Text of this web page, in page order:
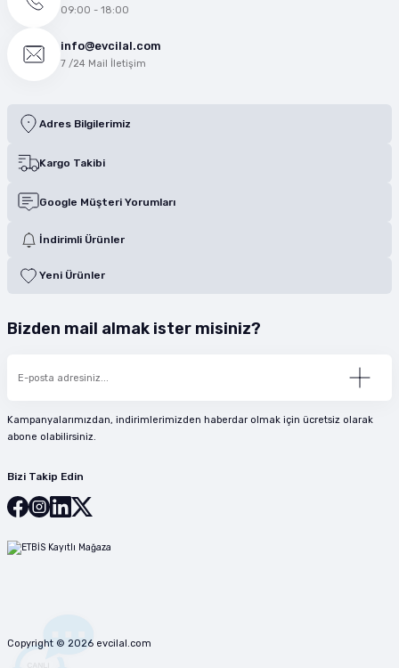
09:00 - 18:00
info@evcilal.com
7 /24 Mail İletişim
Adres Bilgilerimiz
Kargo Takibi
Google Müşteri Yorumları
İndirimli Ürünler
Yeni Ürünler
Bizden mail almak ister misiniz?
Kampanyalarımızdan, indirimlerimizden haberdar olmak için ücretsiz olarak
abone olabilirsiniz.
Bizi Takip Edin
Copyright © 2026 evcilal.com